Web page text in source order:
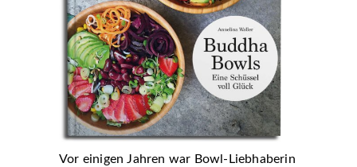
Vor einigen Jahren war Bowl-Liebhaberin